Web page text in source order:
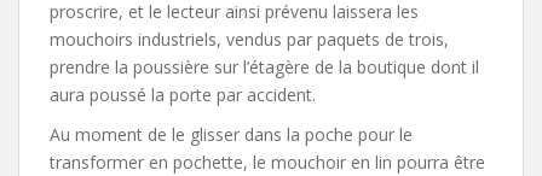
proscrire, et le lecteur ainsi prévenu laissera les
mouchoirs industriels, vendus par paquets de trois,
prendre la poussière sur l’étagère de la boutique dont il
aura poussé la porte par accident.
Au moment de le glisser dans la poche pour le
transformer en pochette, le mouchoir en lin pourra être